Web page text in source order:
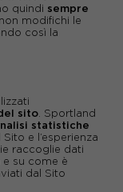
quindi sempre
modifichi le
così la
sito. Sportland
statistiche
e l’esperienza
raccoglie dati
e su come è
dal Sito